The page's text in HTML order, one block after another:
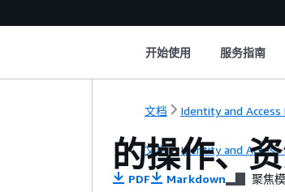
开始使用 服务指南
文档 Identity and
文档 Identity and
的操作、
PDF Markdown 聚焦